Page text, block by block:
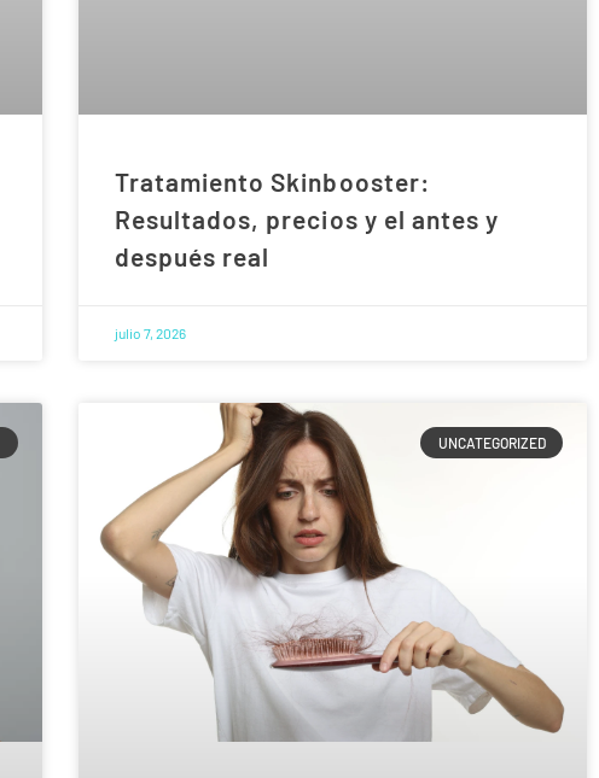
Tratamiento Skinbooster:
Resultados, precios y el antes y
después real
julio 7, 2026
UNCATEGORIZED